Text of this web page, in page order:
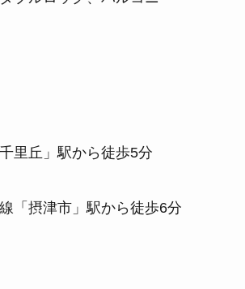
里丘」駅から徒歩5分
「摂津市」駅から徒歩6分